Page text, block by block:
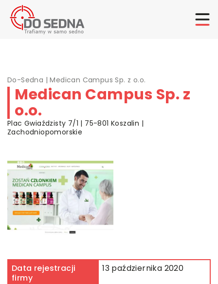
Do-Sedna |Medican Campus Sp. z o.o.
Medican Campus Sp. z
o.o.
Plac Gwiaździsty 7/1 | 75-801 Koszalin |
Zachodniopomorskie
Data rejestracji
firmy
13 października 2020